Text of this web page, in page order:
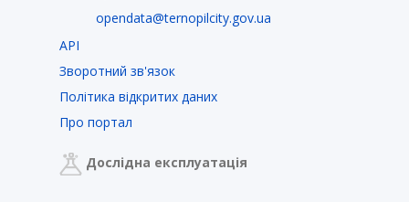
opendata@ternopilcity.gov.ua
API
Зворотний зв'язок
Політика відкритих даних
Про портал
Дослідна експлуатація